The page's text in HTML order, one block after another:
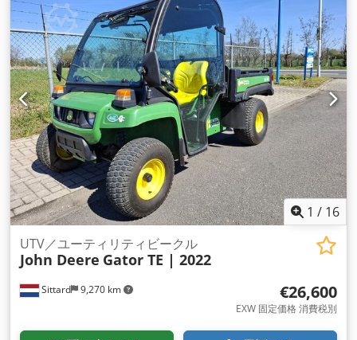
1 / 16
Sittard 9,270 km
UTV／ユーティリティビークル
John Deere Gator TE | 2022
€26,600
EXW 固定価格 消費税別